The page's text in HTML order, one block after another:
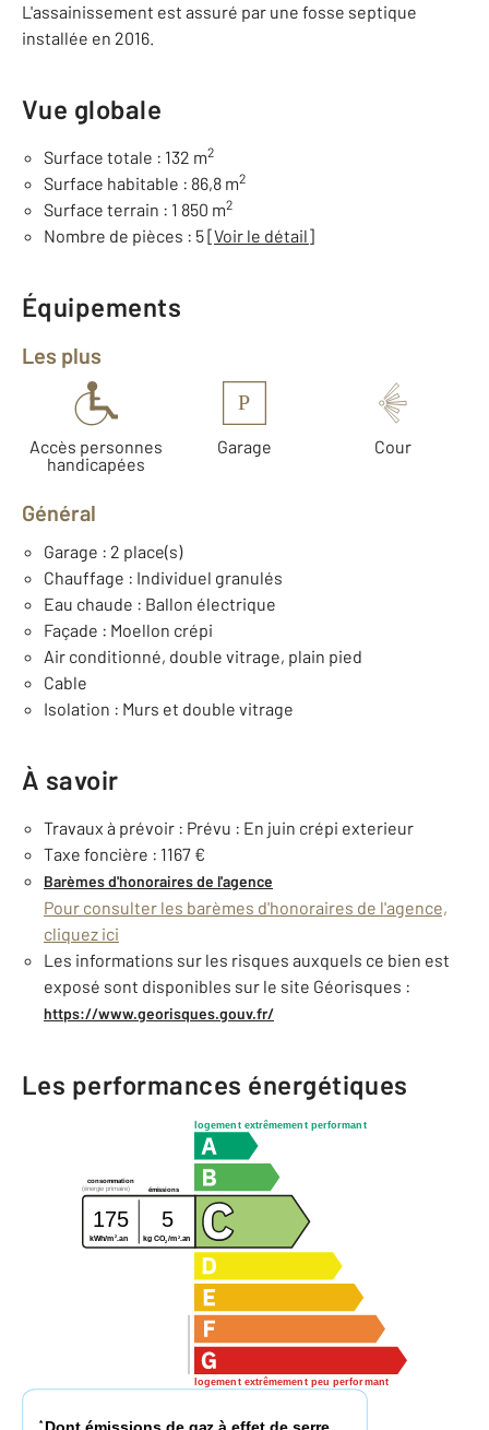
L'assainissement est assuré par une fosse septique
installée en 2016.
Vue globale
Surface totale : 132 m2
Surface habitable : 86,8 m2
Surface terrain : 1 850 m2
Nombre de pièces : 5[Voir le détail]
Équipements
Les plus
Accès personnes
handicapées
P
Garage Cour
Général
Garage : 2 place(s)
Chauffage : Individuel granulés
Eau chaude : Ballon électrique
Façade : Moellon crépi
Air conditionné, double vitrage, plain pied
Cable
Isolation : Murs et double vitrage
À savoir
Travaux à prévoir : Prévu : En juin crépi exterieur
Taxe foncière : 1167 €
Barèmes d'honoraires de l'agence
Pour consulter les barèmes d'honoraires de l'agence,
cliquez ici
Les informations sur les risques auxquels ce bien est
exposé sont disponibles sur le site Géorisques :
https://www.georisques.gouv.fr/
Les performances énergétiques
logement extrêmement performant
logement extrêmement peu performant
consommation
émissions
(énergie primaire)
175 5
kWh/m 2 .an kg CO2/m2.an
*